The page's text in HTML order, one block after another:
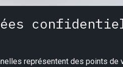
représentent des points de